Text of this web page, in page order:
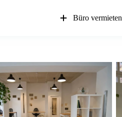
Büro vermieten